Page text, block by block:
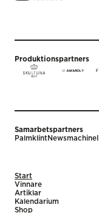
Produktionspartners
Samarbetspartners
PalmklintNewsmachine
Start
Vinnare
Artiklar
Kalendarium
Shop